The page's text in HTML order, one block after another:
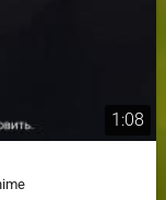
1:08